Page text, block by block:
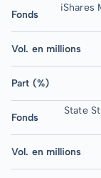
Fonds
iShares
Vol. en millions
Part (%)
Fonds
State
Vol. en millions